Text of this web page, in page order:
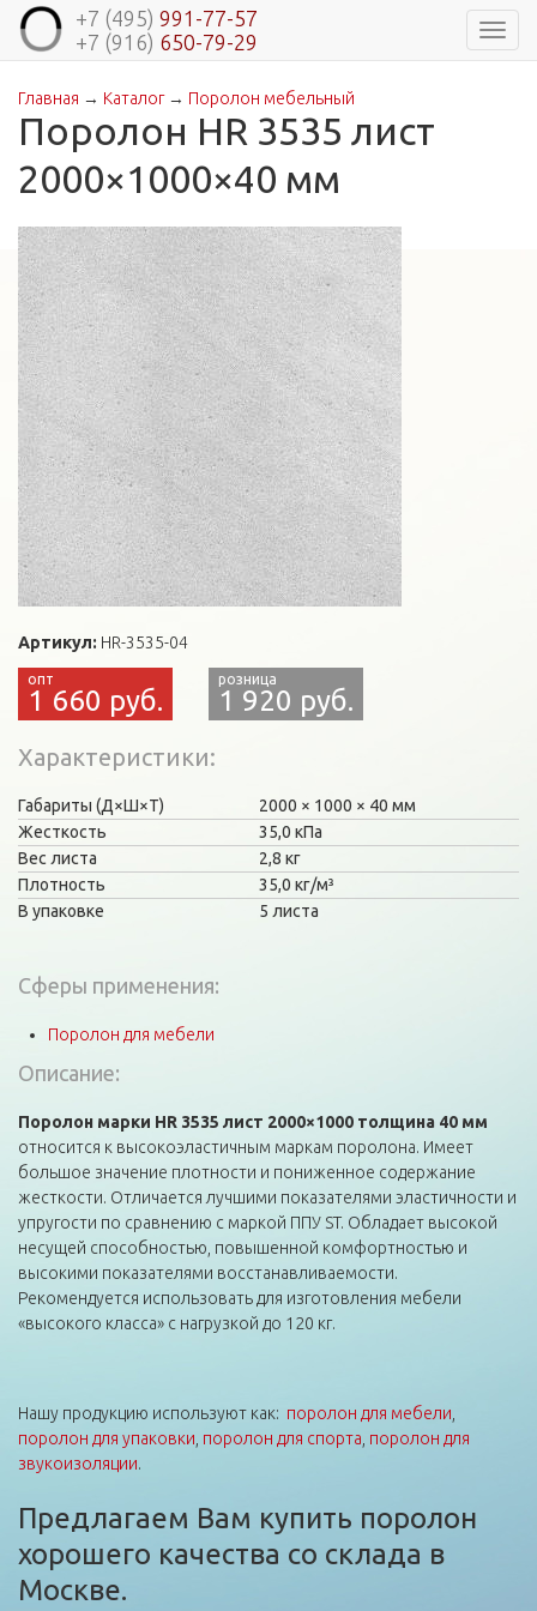
+7 (495) 991-77-57
+7 (916) 650-79-29
Вы здесь
Главная → Каталог→ Поролон мебельный
Поролон HR 3535 лист
2000×1000×40 мм
Артикул: HR-3535-04
1 660 руб. 1 920 руб.
Характеристики
Габариты (Д×Ш×Т) 2000 1000
40 мм
Жесткость
35,0 кПа
Вес листа
2,8 кг
Плотность
35,0 кг/м³
В упаковке
5 листа
Сферы применения:
Поролон для мебели
Описание:
Поролон марки HR 3535 лист 2000×1000 толщина 40 мм
относится к высокоэластичным маркам поролона. Имеет
большое значение плотности и пониженное содержание
жесткости. Отличается лучшими показателями эластичности и
упругости по сравнению с маркой ППУ ST. Обладает высокой
несущей способностью, повышенной комфортностью и
высокими показателями восстанавливаемости.
Рекомендуется использовать для изготовления мебели
«высокого класса» с нагрузкой до 120 кг.
Нашу продукцию используют как: поролон для мебели
поролон для упаковки поролон для спорта поролон для
звукоизоляции.
Предлагаем Вам купить поролон
хорошего качества со склада в
Москве.